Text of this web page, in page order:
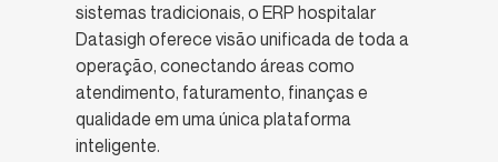
sistemas tradicionais, o ERP hospitalar
Datasigh oferece visão unificada de toda a
operação, conectando áreas como
atendimento, faturamento, finanças e
qualidade em uma única plataforma
inteligente.